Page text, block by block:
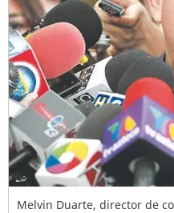
Melvin Duarte, director de